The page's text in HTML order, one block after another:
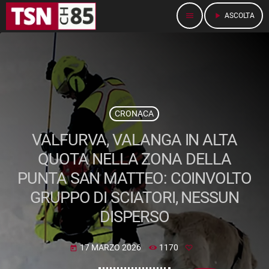
menu play_arrow ASCOLTA
CRONACA
VALFURVA, VALANGA IN ALTA
QUOTA NELLA ZONA DELLA
PUNTA SAN MATTEO: COINVOLTO
GRUPPO DI SCIATORI, NESSUN
DISPERSO
today 17 MARZO 2026 1170